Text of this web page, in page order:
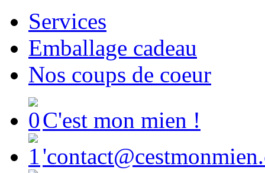
Services
Emballage cadeau
Nos coups de coeur
C'est mon mien !